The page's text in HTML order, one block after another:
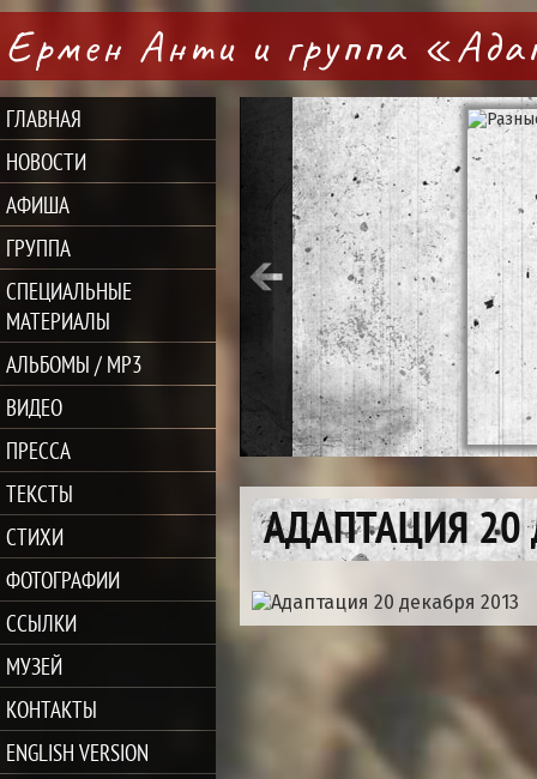
Ермен Анти и группа
ГЛАВНАЯ
НОВОСТИ
АФИША
ГРУППА
СПЕЦИАЛЬНЫЕ
МАТЕРИАЛЫ
АЛЬБОМЫ / MP3
ВИДЕО
ПРЕССА
ТЕКСТЫ
СТИХИ
ФОТОГРАФИИ
ССЫЛКИ
МУЗЕЙ
КОНТАКТЫ
ENGLISH VERSION
АДАПТАЦИЯ 20